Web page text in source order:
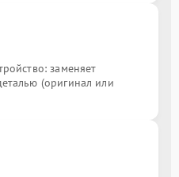
заменяет
(оригинал или